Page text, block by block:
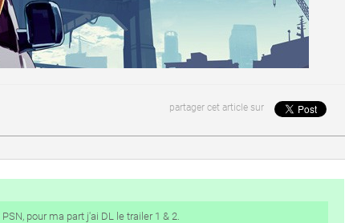
partager cet article sur
pour ma part j'ai DL le trailer 1 & 2.